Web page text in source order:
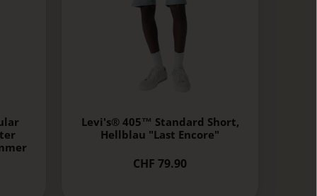
Levi's® 405™ Standard Short,
Hellblau "Last Encore"
CHF 79.90